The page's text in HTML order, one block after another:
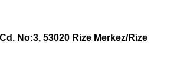
No:3, 53020 Rize Merkez/Rize